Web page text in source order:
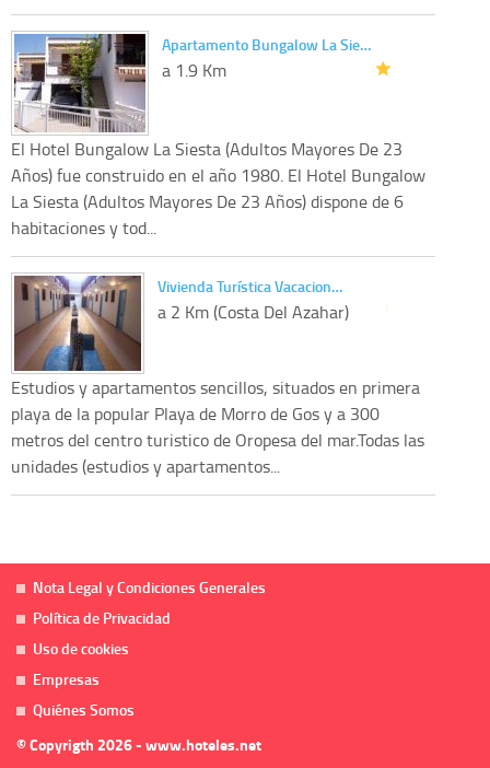
Apartamento Bungalow La Sie…
a 1.9 Km
El Hotel Bungalow La Siesta (Adultos Mayores De 23
Años) fue construido en el año 1980. El Hotel Bungalow
La Siesta (Adultos Mayores De 23 Años) dispone de 6
habitaciones y tod...
Vivienda Turística Vacacion…
a 2 Km (Costa Del Azahar)
Estudios y apartamentos sencillos, situados en primera
playa de la popular Playa de Morro de Gos y a 300
metros del centro turistico de Oropesa del mar.Todas las
unidades (estudios y apartamentos...
Nota Legal y Condiciones Generales
Política de Privacidad
Uso de cookies
Empresas
Quiénes Somos
© Copyrigth 2026 - www.hoteles.net